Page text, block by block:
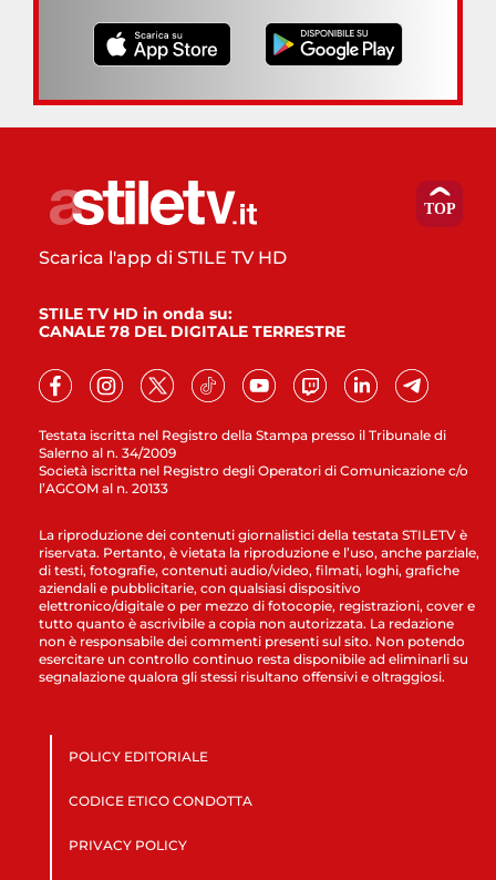
Testata iscritta nel Registro della Stampa presso il Tribunale di
Salerno al n. 34/2009
Società iscritta nel Registro degli Operatori di Comunicazione c/o
l’AGCOM al n. 20133
Scarica l'app di STILE TV HD
STILE TV HD in onda su:
CANALE 78 DEL DIGITALE TERRESTRE
La riproduzione dei contenuti giornalistici della testata STILETV è
riservata. Pertanto, è vietata la riproduzione e l’uso, anche parziale,
di testi, fotografie, contenuti audio/video, filmati, loghi, grafiche
aziendali e pubblicitarie, con qualsiasi dispositivo
elettronico/digitale o per mezzo di fotocopie, registrazioni, cover e
tutto quanto è ascrivibile a copia non autorizzata. La redazione
non è responsabile dei commenti presenti sul sito. Non potendo
esercitare un controllo continuo resta disponibile ad eliminarli su
segnalazione qualora gli stessi risultano offensivi e oltraggiosi.
POLICY EDITORIALE
CODICE ETICO CONDOTTA
PRIVACY POLICY